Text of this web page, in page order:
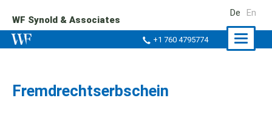
WF Synold & Associates
+1 760 4795774
De En
Fremdrechtserbschein